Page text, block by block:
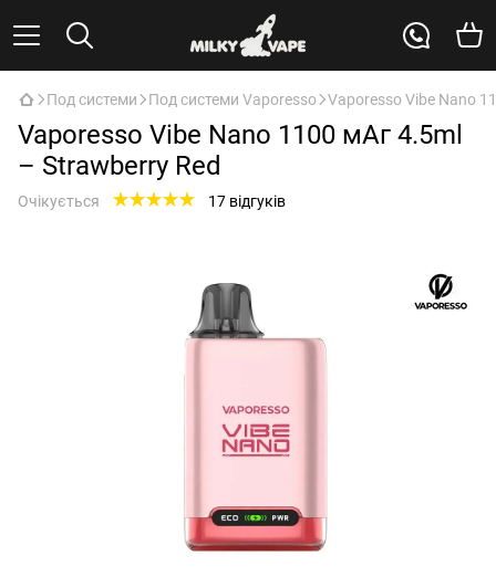
Под системи Под системи Vaporesso Vaporesso Vibe Nano
Vaporesso Vibe Nano 1100 мАг 4.5ml
– Strawberry Red
Очікується 17 відгуків